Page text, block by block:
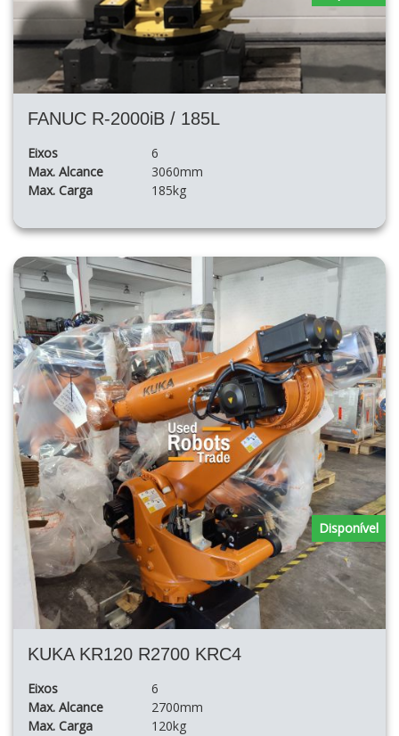
FANUC R-2000iB / 185L
Eixos
6
Max. Alcance
3060mm
Max. Carga
185kg
KUKA KR120 R2700 KRC4
Eixos
6
Max. Alcance
2700mm
Max. Carga
120kg
Disponível